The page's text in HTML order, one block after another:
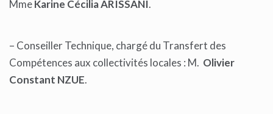
MmeKarine Cécilia ARISSANI.
– Conseiller Technique, chargé du Transfert des
Compétences aux collectivités locales : M. Olivier
Constant NZUE.